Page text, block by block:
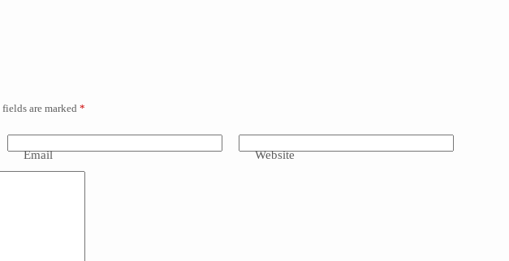
are marked *
Email Website